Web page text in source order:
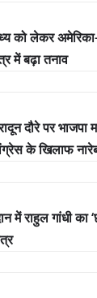
को लेकर
में बढ़ा तनाव
दौरे पर भाजपा
के खिलाफ
में राहुल गांधी का